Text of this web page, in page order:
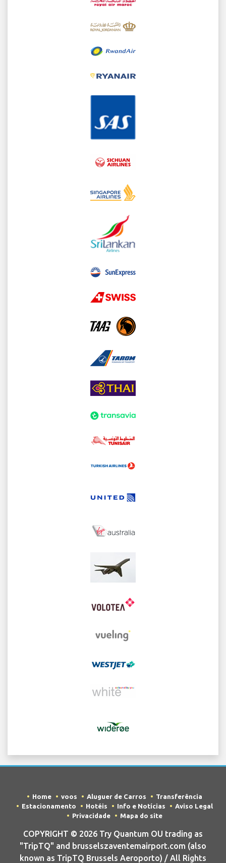
Home voos Aluguer de Carros
Transferência
Estacionamento
Hotéis Info e Notícias
Aviso Legal
Privacidade
Mapa do site
COPYRIGHT © 2026 Try Quantum OU trading as
"TripTQ" and brusselszaventemairport.com (also
known as TripTQ Brussels Aeroporto) / All Rights